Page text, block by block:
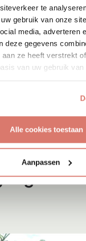
te
gebruik van onze
media, adverteren
deze gegevens
aan ze heeft verstrekt
van uw gebruik van
Alle cookies toestaan
Aanpassen
+ Igor